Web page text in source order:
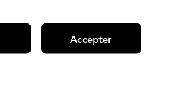
Accepter